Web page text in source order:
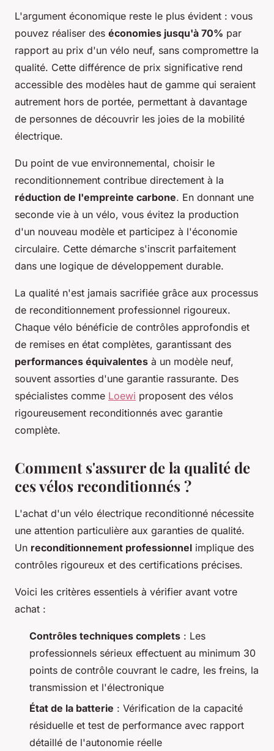
L'argument économique reste le plus évident : vous
pouvez réaliser des économies jusqu'à 70% par
rapport au prix d'un vélo neuf, sans compromettre la
qualité. Cette différence de prix significative rend
accessible des modèles haut de gamme qui seraient
autrement hors de portée, permettant à davantage
de personnes de découvrir les joies de la mobilité
électrique.
Du point de vue environnemental, choisir le
reconditionnement contribue directement à la
réduction de l'empreinte carbone. En donnant une
seconde vie à un vélo, vous évitez la production
d'un nouveau modèle et participez à l'économie
circulaire. Cette démarche s'inscrit parfaitement
dans une logique de développement durable.
La qualité n'est jamais sacrifiée grâce aux processus
de reconditionnement professionnel rigoureux.
Chaque vélo bénéficie de contrôles approfondis et
de remises en état complètes, garantissant des
performances équivalentes à un modèle neuf,
souvent assorties d'une garantie rassurante. Des
spécialistes comme Loewi proposent des vélos
rigoureusement reconditionnés avec garantie
complète.
Comment s'assurer de la qualité de
ces vélos reconditionnés ?
L'achat d'un vélo électrique reconditionné nécessite
une attention particulière aux garanties de qualité.
Un reconditionnement professionnel implique des
contrôles rigoureux et des certifications précises.
Voici les critères essentiels à vérifier avant votre
achat :
Contrôles techniques complets : Les
professionnels sérieux effectuent au minimum 30
points de contrôle couvrant le cadre, les freins, la
transmission et l'électronique
État de la batterie : Vérification de la capacité
résiduelle et test de performance avec rapport
détaillé de l'autonomie réelle